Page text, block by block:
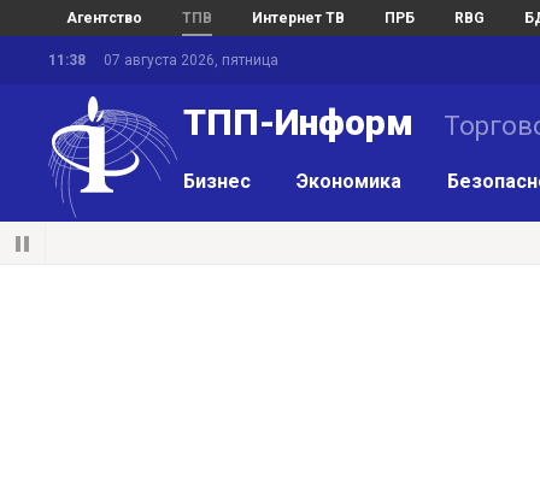
Агентство ТПВ Интернет ТВ ПРБ RBG
11:38 07 августа 2026, пятница
ТПП-Информ
Бизнес Экономика